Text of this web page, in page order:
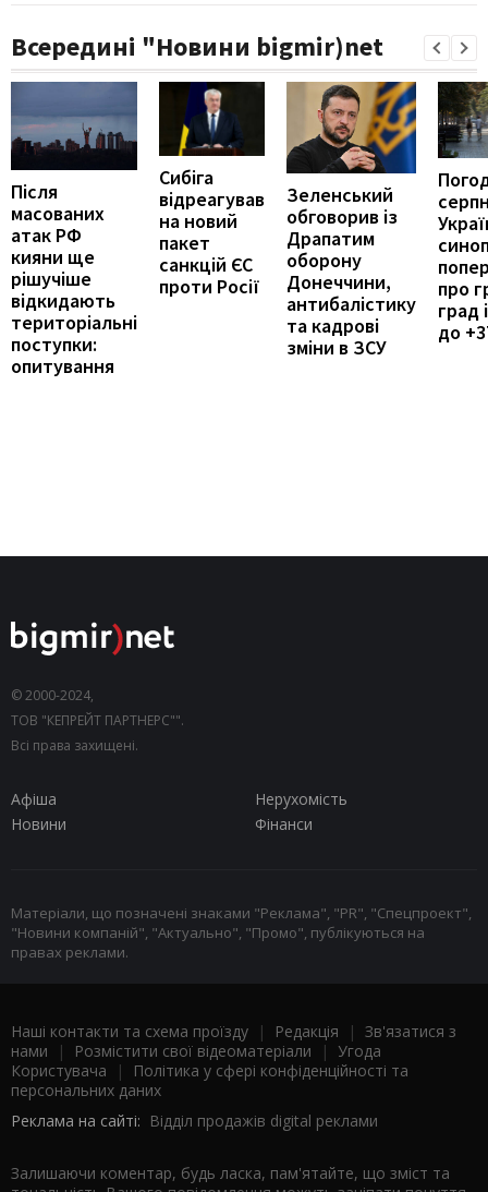
Всередині "Новини bigmir)net
Після
масованих
атак РФ
кияни ще
рішучіше
відкидають
територіальні
поступки:
опитування
Сибіга
відреагував
на новий
пакет
санкцій ЄС
проти Росії
Зеленський
обговорив із
Драпатим
оборону
Донеччини,
антибалістику
та кадрові
зміни в ЗСУ
про
град
до
© 2000-2024,
ТОВ "КЕПРЕЙТ ПАРТНЕРС"".
Всі права захищені.
Афіша
Нерухомість
Новини
Фінанси
Матеріали, що позначені знаками "Реклама", "PR", "Спецпроект",
"Новини компаній", "Актуально", "Промо", публікуються на
правах реклами.
Наші контакти та схема проїзду | Редакція | Зв'язатися з
нами | Розмістити свої відеоматеріали | Угода
Користувача |
Політика у сфері конфіденційності та
персональних даних
Реклама на сайті: Відділ продажів digital реклами
Залишаючи коментар, будь ласка, пам'ятайте, що зміст та